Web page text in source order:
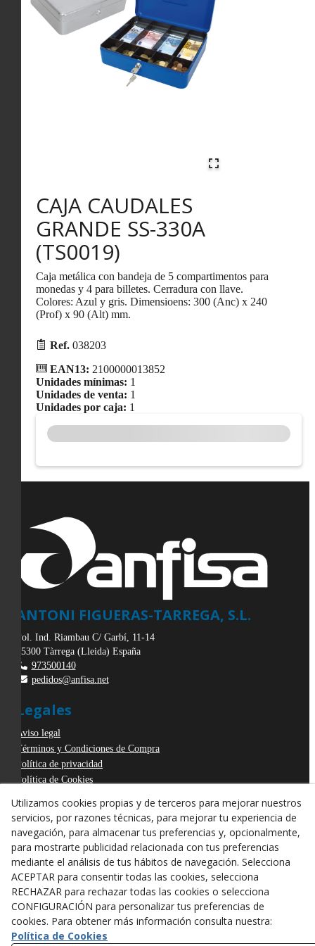
CAJA CAUDALES
GRANDE SS-330A
(TS0019)
Caja metálica con bandeja de 5 compartimentos para
monedas y 4 para billetes. Cerradura con llave.
Colores: Azul y gris. Dimensioens: 300 (Anc) x 240
(Prof) x 90 (Alt) mm.
Ref. 038203
EAN13: 2100000013852
Unidades mínimas: 1
Unidades de venta: 1
Unidades por caja: 1
ANTONI FIGUERAS-TARREGA, S.L.
Pol. Ind. Riambau C/ Garbí, 11-14
25300 Tàrrega (Lleida) España
973500140
pedidos@anfisa.net
Legales
Aviso legal
Términos y Condiciones de Compra
Política de privacidad
Política de Cookies
Derecho de desistimiento
Utilizamos cookies propias y de terceros para mejorar nuestros
servicios, por razones técnicas, para mejorar tu experiencia de
navegación, para almacenar tus preferencias y, opcionalmente,
para mostrarte publicidad relacionada con tus preferencias
mediante el análisis de tus hábitos de navegación. Selecciona
ACEPTAR para consentir todas las cookies, selecciona
RECHAZAR para rechazar todas las cookies o selecciona
CONFIGURACIÓN para personalizar tus preferencias de
cookies. Para obtener más información consulta nuestra:
Política de Cookies